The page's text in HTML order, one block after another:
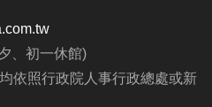
、初一休館)
依照行政院人事行政總處或新